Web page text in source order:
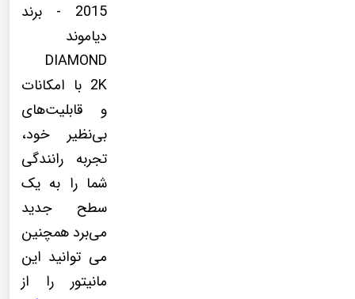
- 2015 برند
دیاموند
DIAMOND
2K با امکانات
و قابلیت‌های
بی‌نظیر خود،
تجربه رانندگی
شما را به یک
سطح جدید
می‌برد همچنین
می توانید این
مانیتور را از